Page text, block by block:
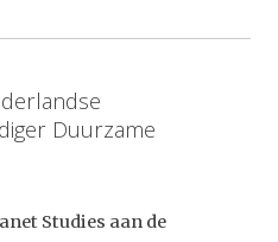
Duurzame
Studies aan de